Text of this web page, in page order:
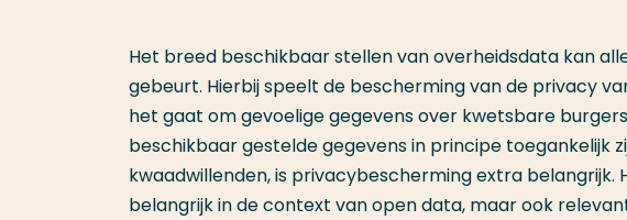
Het breed beschikbaar stellen van overheidsdata kan
gebeurt. Hierbij speelt de bescherming van de privacy
het gaat om gevoelige gegevens over kwetsbare
beschikbaar gestelde gegevens in principe toegankelijk
kwaadwillenden, is privacybescherming extra
belangrijk in de context van open data, maar ook